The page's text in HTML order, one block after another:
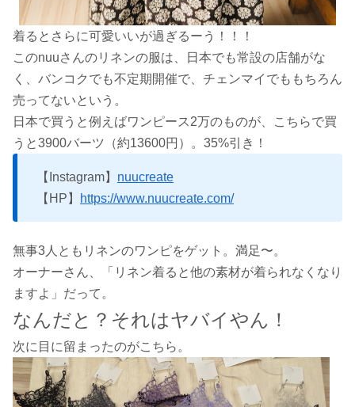
着るとさらに可愛いいが過ぎるーう！！！
このnuuさんのリネンの服は、日本でも常設の店舗がな
く、バンコクでも不定期開催で、チェンマイでももちろん
売ってないという。
日本で買うと例えばワンピース2万のものが、こちらで買
うと3900バーツ（約13600円）。35%引き！
【Instagram】 nuucreate
【HP】
https://www.nuucreate.com/
無事3人ともリネンのワンピをゲット。満足〜。
オーナーさん、「リネン着ると他の素材が着られなくなり
ますよ」だって。
なんだと？ それはヤバイやん！
次に目に留まったのがこちら。